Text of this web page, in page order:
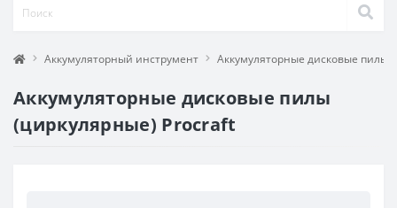
Аккумуляторный инструмент Аккумуляторные дисковые пилы
Аккумуляторные дисковые пилы
(циркулярные) Procraft